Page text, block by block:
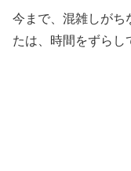
今まで、混雑しがち
たは、時間をずらし